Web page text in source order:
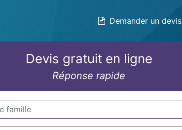
Demander un devis
Devis gratuit en ligne
Réponse rapide